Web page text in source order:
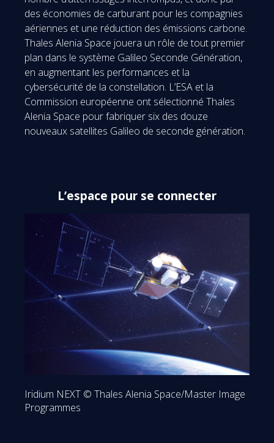
des économies de carburant pour les compagnies
aériennes et une réduction des émissions carbone.
Thales Alenia Space jouera un rôle de tout premier
plan dans le système Galileo Seconde Génération,
en augmentant les performances et la
cybersécurité de la constellation. L’ESA et la
Commission européenne ont sélectionné Thales
Alenia Space pour fabriquer six des douze
nouveaux satellites Galileo de seconde génération.
L’espace pour se connecter
Iridium NEXT © Thales Alenia Space/Master Image
Programmes